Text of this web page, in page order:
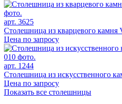
арт. 3625
Столешница из кварцевого камня
Цена по запросу
арт. 1244
Столешница из искусственного
Цена по запросу
Показать все столешницы